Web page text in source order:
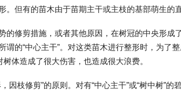
。但有的苗木由于苗期主干或主枝的基部萌生的
的修剪措施，或者其他原因，在树冠的中央形成
谓的“中心主干”。对这类苗木进行整形时，为了
体造成了很大伤害，也造成很大浪费。
因枝修剪”的原则。对有“中心主干”或“树中树”的